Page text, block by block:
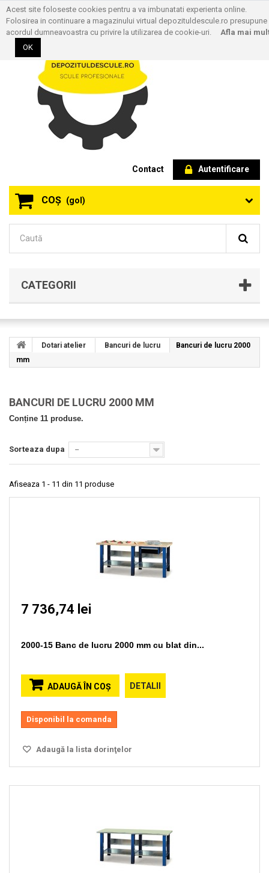
Autentificare
Contact
COŞ (gol)
CATEGORII
Dotari atelier Bancuri de lucru
Bancuri de lucru 2000
mm
BANCURI DE LUCRU 2000 MM
Conține 11 produse.
Sorteaza dupa --
Afiseaza 1 - 11 din 11 produse
7 736,74 lei
2000-15 Banc de lucru 2000 mm cu blat din...
ADAUGĂ ÎN COŞ DETALII
Disponibil la comanda
Adaugă la lista dorinţelor
Acest site foloseste cookies pentru a va imbunatati experienta online.
Folosirea in continuare a magazinului virtual depozituldescule.ro presupune
acordul dumneavoastra cu privire la utilizarea de cookie-uri. Afla mai
OK